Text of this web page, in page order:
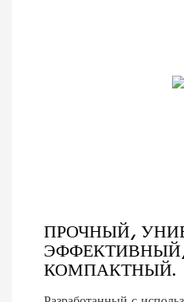
ПРОЧНЫЙ,
КОМПАКТНЫЙ.